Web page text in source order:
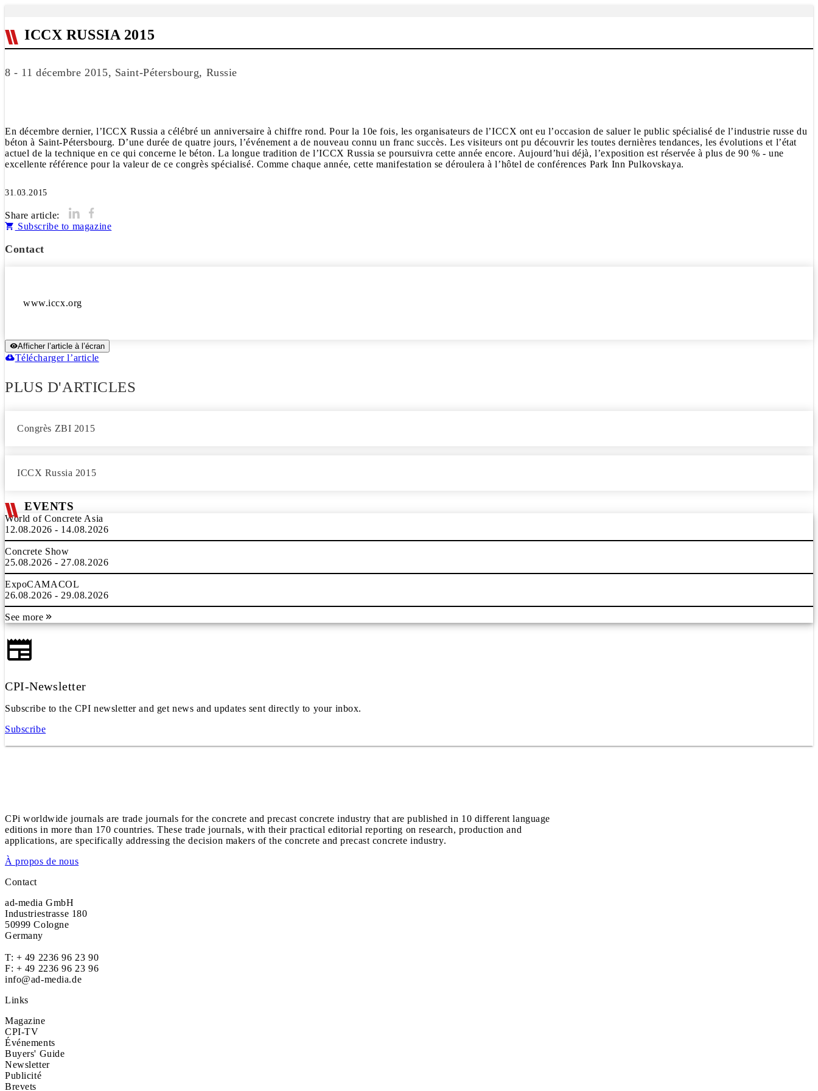
ICCX RUSSIA 2015
8 - 11 décembre 2015, Saint-Pétersbourg, Russie
En décembre dernier, l’ICCX Russia a célébré un anniversaire à chiffre rond. Pour la 10e fois, les organisateurs de l’ICCX ont eu l’occasion de saluer le public spécialisé de l’industrie russe du
béton à Saint-Pétersbourg. D’une durée de quatre jours, l’événement a de nouveau connu un franc succès. Les visiteurs ont pu découvrir les toutes dernières tendances, les évolutions et l’état
actuel de la technique en ce qui concerne le béton. La longue tradition de l’ICCX Russia se poursuivra cette année encore. Aujourd’hui déjà, l’exposition est réservée à plus de 90 % - une
excellente référence pour la valeur de ce congrès spécialisé. Comme chaque année, cette manifestation se déroulera à l’hôtel de conférences Park Inn Pulkovskaya.
31.03.2015
Share article:
Subscribe to magazine
Contact
Afficher l’article à l’écran
Télécharger l’article
PLUS D'ARTICLES
Congrès ZBI 2015
ICCX Russia 2015
EVENTS
World of Concrete Asia
12.08.2026 - 14.08.2026
Concrete Show
25.08.2026 - 27.08.2026
ExpoCAMACOL
26.08.2026 - 29.08.2026
See more
CPI-Newsletter
Subscribe to the CPI newsletter and get news and updates sent directly to your inbox.
Subscribe
CPi worldwide journals are trade journals for the concrete and precast concrete industry that are published in 10 different language
editions in more than 170 countries. These trade journals, with their practical editorial reporting on research, production and
applications, are specifically addressing the decision makers of the concrete and precast concrete industry.
À propos de nous
Contact
ad-media GmbH
Industriestrasse 180
50999 Cologne
Germany
T: + 49 2236 96 23 90
F: + 49 2236 96 23 96
info@ad-media.de
Links
Magazine
CPI-TV
Événements
Buyers' Guide
Newsletter
Publicité
Brevets